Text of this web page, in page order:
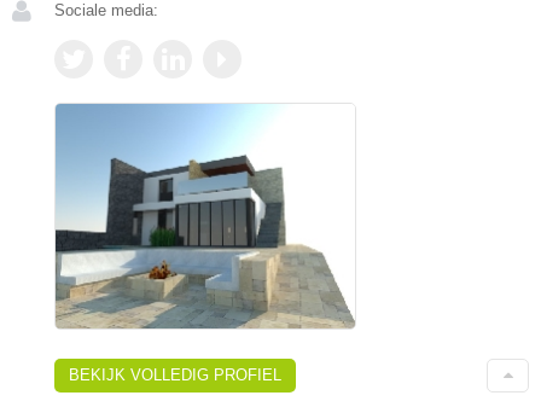
Sociale media:
BEKIJK VOLLEDIG PROFIEL